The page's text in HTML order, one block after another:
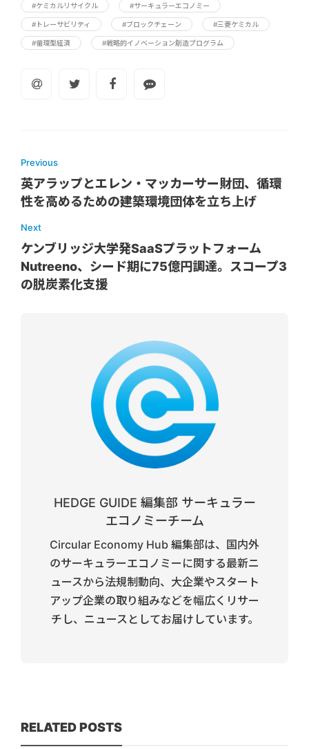
#ケミカルリサイクル #サーキュラーエコノミー
#トレーサビリティ #ブロックチェーン #三菱ケミカル
#循環型経済 #戦略的イノベーション創造プログラム
Previous
英アラップとエレン・マッカーサー財団、循環
性を高めるための建築環境団体を立ち上げ
Next
ケンブリッジ大学発SaaSプラットフォーム
Nutreeno、シード期に75億円調達。スコープ3
の脱炭素化支援
HEDGE GUIDE 編集部 サーキュラー
エコノミーチーム
Circular Economy Hub 編集部は、国内外
のサーキュラーエコノミーに関する最新ニ
ュースから法規制動向、大企業やスタート
アップ企業の取り組みなどを幅広くリサー
チし、ニュースとしてお届けしています。
RELATED POSTS